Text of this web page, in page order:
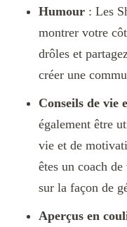
Humour : Les
montrer votre
drôles et
créer une
Conseils de vie
également être
vie et de
êtes un coach
sur la façon de
Aperçus en